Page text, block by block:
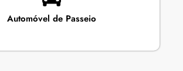
Automóvel de Passeio